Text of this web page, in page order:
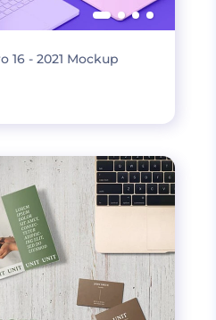
16 - 2021 Mockup